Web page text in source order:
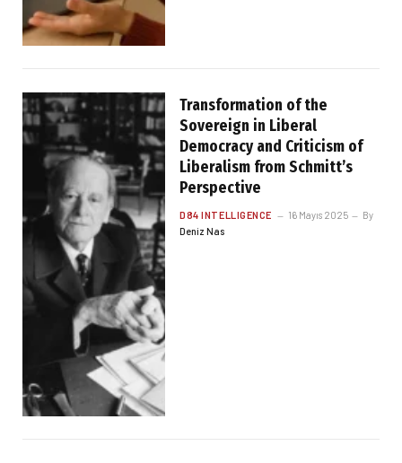
Transformation of the
Sovereign in Liberal
Democracy and Criticism of
Liberalism from Schmitt’s
Perspective
D84 INTELLIGENCE 16 Mayıs 2025
By
Deniz Nas